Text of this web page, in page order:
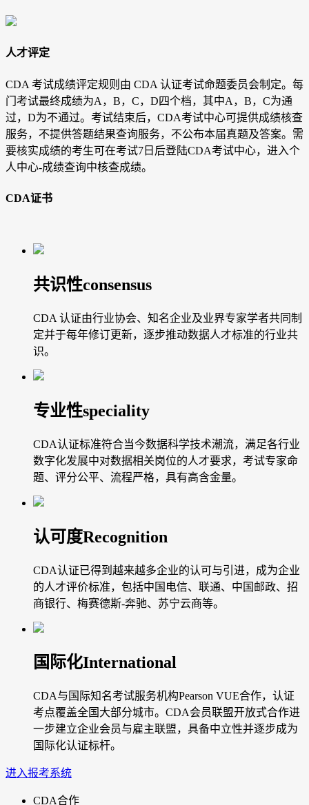
人才评定
CDA 考试成绩评定规则由 CDA 认证考试命题委员会制定。每
门考试最终成绩为A，B，C，D四个档，其中A，B，C为通
过，D为不通过。考试结束后，CDA考试中心可提供成绩核查
服务，不提供答题结果查询服务，不公布本届真题及答案。需
要核实成绩的考生可在考试7日后登陆CDA考试中心，进入个
人中心-成绩查询中核查成绩。
CDA证书
共识性consensus
CDA 认证由行业协会、知名企业及业界专家学者共同制
定并于每年修订更新，逐步推动数据人才标准的行业共
识。
专业性speciality
CDA认证标准符合当今数据科学技术潮流，满足各行业
数字化发展中对数据相关岗位的人才要求，考试专家命
题、评分公平、流程严格，具有高含金量。
认可度Recognition
CDA认证已得到越来越多企业的认可与引进，成为企业
的人才评价标准，包括中国电信、联通、中国邮政、招
商银行、梅赛德斯-奔驰、苏宁云商等。
国际化International
CDA与国际知名考试服务机构Pearson VUE合作，认证
考点覆盖全国大部分城市。CDA会员联盟开放式合作进
一步建立企业会员与雇主联盟，具备中立性并逐步成为
国际化认证标杆。
进入报考系统
CDA合作